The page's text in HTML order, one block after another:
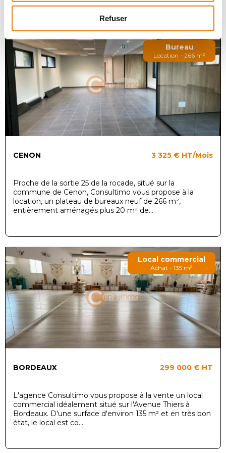
Refuser
Bureau
Location - 266 m²
CENON 3 325 € HT/Mois
Proche de la sortie 25 de la rocade, situé sur la
commune de Cenon, Consultimo vous propose à la
location, un plateau de bureaux neuf de 266 m²,
entièrement aménagés plus 20 m² de...
Local commercial
Achat - 135 m²
BORDEAUX 299 000 € HT
L'agence Consultimo vous propose à la vente un local
commercial idéalement situé sur l'Avenue Thiers à
Bordeaux. D'une surface d'environ 135 m² et en très bon
état, le local est co...